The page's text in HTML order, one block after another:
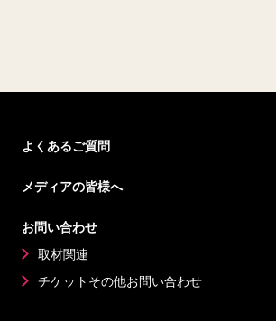
よくあるご質問
メディアの皆様へ
お問い合わせ
取材関連
チケットその他お問い合わせ